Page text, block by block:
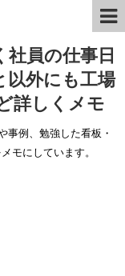
員の仕事日
外にも工場
詳しくメモ
事例、勉強した看板・
モにしています。